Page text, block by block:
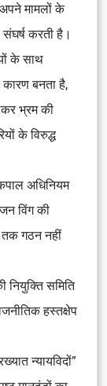
अपने मामलों के
करती है।
के साथ
कारण बनता है,
भ्रम की
के विरुद्ध
अधिनियम
विंग की
तक गठन नहीं
नियुक्ति समिति
हस्तक्षेप
न्यायविदों”